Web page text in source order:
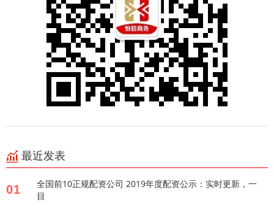
最近发表
01
全国前10正规配资公司 2019年度配资公示：实时更新，一
目